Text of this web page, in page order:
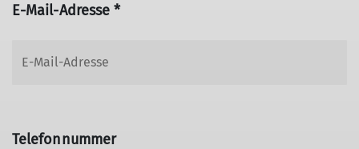
E-Mail-Adresse *
Telefonnummer